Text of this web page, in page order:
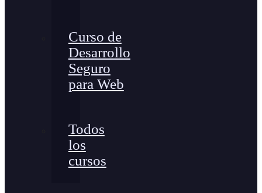
Curso de
Desarrollo
Seguro
para Web
Todos
los
cursos